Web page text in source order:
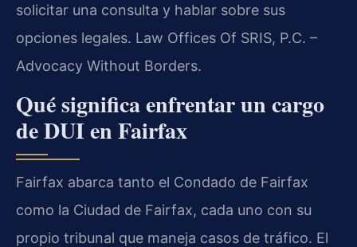
solicitar una consulta y hablar sobre sus
opciones legales. Law Offices Of SRIS, P.C. –
Advocacy Without Borders.
Qué significa enfrentar un cargo
de DUI en Fairfax
Fairfax abarca tanto el Condado de Fairfax
como la Ciudad de Fairfax, cada uno con su
propio tribunal que maneja casos de tráfico. El